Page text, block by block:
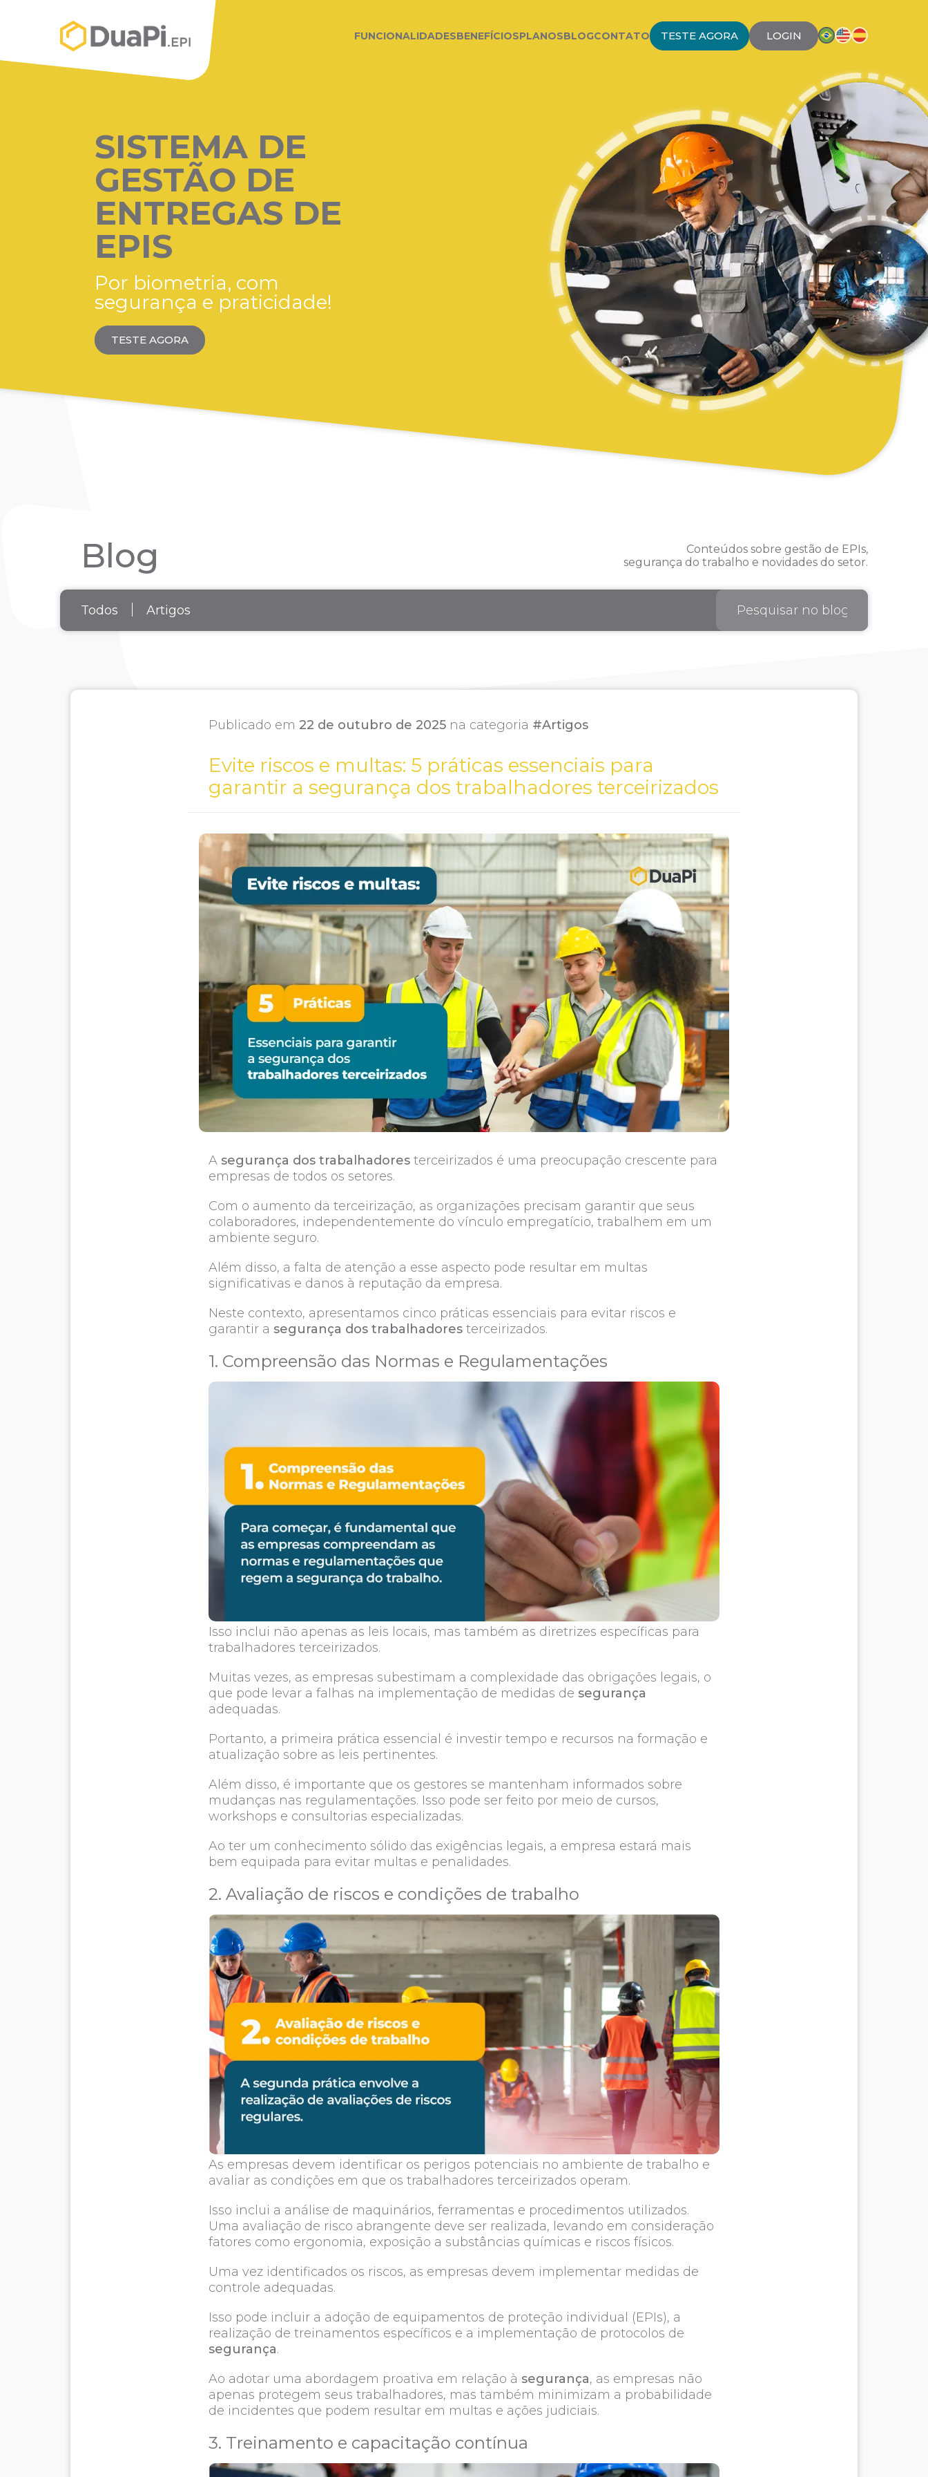
FUNCIONALIDADESBENEFÍCIOSPLANOSBLOGCONTATO TESTE AGORA LOGIN
SISTEMA DE
GESTÃO DE
ENTREGAS DE
EPIS
Por biometria, com
segurança e praticidade!
TESTE AGORA
Blog
Conteúdos sobre gestão de EPIs,
segurança do trabalho e novidades do setor.
Todos Artigos
Publicado em 22 de outubro de 2025 na categoria #Artigos
Evite riscos e multas: 5 práticas essenciais para
garantir a segurança dos trabalhadores terceirizados
A segurança dos trabalhadores terceirizados é uma preocupação crescente para
empresas de todos os setores.
Com o aumento da terceirização, as organizações precisam garantir que seus
colaboradores, independentemente do vínculo empregatício, trabalhem em um
ambiente seguro.
Além disso, a falta de atenção a esse aspecto pode resultar em multas
significativas e danos à reputação da empresa.
Neste contexto, apresentamos cinco práticas essenciais para evitar riscos e
garantir a segurança dos trabalhadores terceirizados.
1. Compreensão das Normas e Regulamentações
Isso inclui não apenas as leis locais, mas também as diretrizes específicas para
trabalhadores terceirizados.
Muitas vezes, as empresas subestimam a complexidade das obrigações legais, o
que pode levar a falhas na implementação de medidas de segurança
adequadas.
Portanto, a primeira prática essencial é investir tempo e recursos na formação e
atualização sobre as leis pertinentes.
Além disso, é importante que os gestores se mantenham informados sobre
mudanças nas regulamentações. Isso pode ser feito por meio de cursos,
workshops e consultorias especializadas.
Ao ter um conhecimento sólido das exigências legais, a empresa estará mais
bem equipada para evitar multas e penalidades.
2. Avaliação de riscos e condições de trabalho
As empresas devem identificar os perigos potenciais no ambiente de trabalho e
avaliar as condições em que os trabalhadores terceirizados operam.
Isso inclui a análise de maquinários, ferramentas e procedimentos utilizados.
Uma avaliação de risco abrangente deve ser realizada, levando em consideração
fatores como ergonomia, exposição a substâncias químicas e riscos físicos.
Uma vez identificados os riscos, as empresas devem implementar medidas de
controle adequadas.
Isso pode incluir a adoção de equipamentos de proteção individual (EPIs), a
realização de treinamentos específicos e a implementação de protocolos de
segurança.
Ao adotar uma abordagem proativa em relação à segurança, as empresas não
apenas protegem seus trabalhadores, mas também minimizam a probabilidade
de incidentes que podem resultar em multas e ações judiciais.
3. Treinamento e capacitação contínua